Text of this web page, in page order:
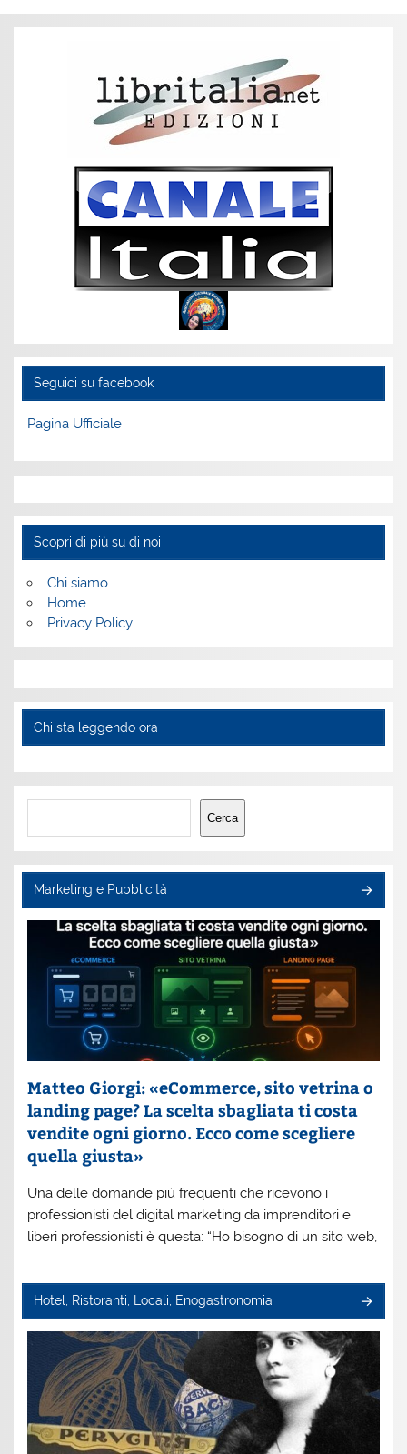
Seguici su facebook
Pagina Ufficiale
Scopri di più su di noi
Chi siamo
Home
Privacy Policy
Chi sta leggendo ora
Cerca
Cerca
Marketing e Pubblicità
Matteo Giorgi: «eCommerce, sito vetrina o
landing page? La scelta sbagliata ti costa
vendite ogni giorno. Ecco come scegliere
quella giusta»
Una delle domande più frequenti che ricevono i
professionisti del digital marketing da imprenditori e
liberi professionisti è questa: “Ho bisogno di un sito web,
Hotel, Ristoranti, Locali, Enogastronomia